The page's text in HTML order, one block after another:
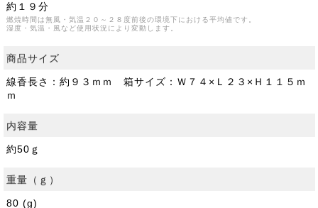
約１９分
燃焼時間は無風・気温２０～２８度前後の環境下における平均値です。
湿度・気温・風など使用状況により変動します。
商品サイズ
線香長さ：約９３ｍｍ 箱サイズ：Ｗ７４×Ｌ２３×Ｈ１１５ｍ
ｍ
内容量
約50ｇ
重量（ｇ）
80 (g)